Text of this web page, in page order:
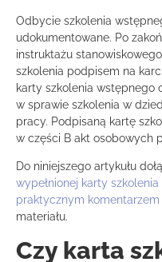
Odbycie szkolenia
udokumentowane. Po
instruktażu
szkolenia podpisem na
karty szkolenia wstępnego
w sprawie szkolenia w
pracy. Podpisaną kartę
w części B akt osobowych
Do niniejszego artykułu
wypełnionej karty
praktycznym komentarzem
materiału.
Czy karta